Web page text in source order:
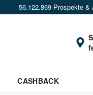
56.122.869 Prospekte &
CASHBACK